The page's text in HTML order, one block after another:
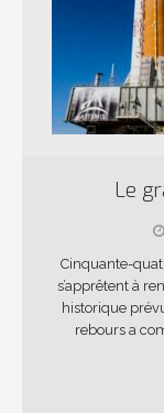
Le
Cinquante-
s’apprêtent à
historique
rebours a